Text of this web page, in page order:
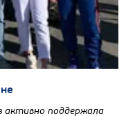
активно поддержала